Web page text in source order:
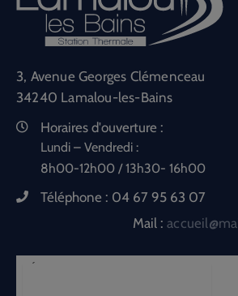
3, Avenue Georges Clémenceau
34240 Lamalou-les-Bains
Horaires d'ouverture :
Lundi – Vendredi :
8h00-12h00 / 13h30- 16h00
Téléphone : 04 67 95 63 07
Mail :